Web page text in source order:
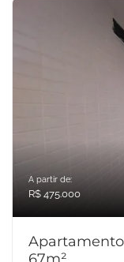
A partir de:
R$ 475.000